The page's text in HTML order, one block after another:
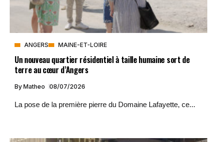
ANGERS MAINE-ET-LOIRE
Un nouveau quartier résidentiel à taille humaine sort de
terre au cœur d’Angers
By Matheo 08/07/2026
La pose de la première pierre du Domaine Lafayette, ce...